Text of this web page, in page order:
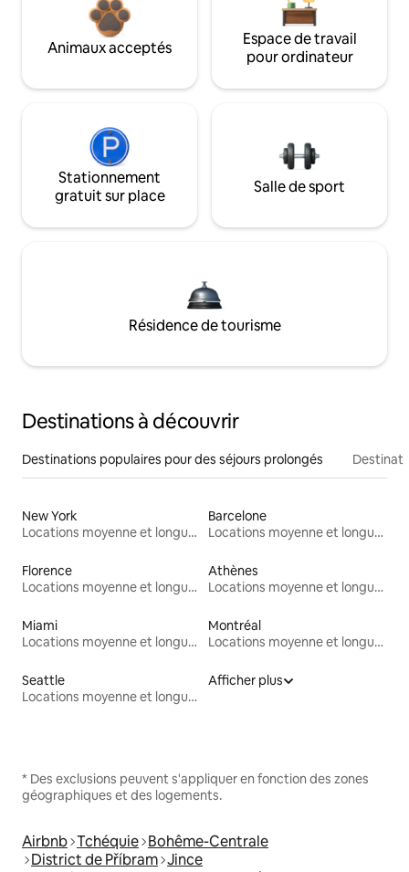
Animaux acceptés
Espace de travail
pour ordinateur
Stationnement
gratuit sur place
Salle de sport
Résidence de tourisme
Destinations à découvrir
Destinations populaires pour des séjours prolongés
New York
Locations moyenne et longue durée
Barcelone
Locations moyenne et longue durée
Florence
Locations moyenne et longue durée
Athènes
Locations moyenne et longue durée
Miami
Locations moyenne et longue durée
Montréal
Locations moyenne et longue durée
Seattle
Locations moyenne et longue durée
Afficher plus
* Des exclusions peuvent s'appliquer en fonction des zones
géographiques et des logements.
Airbnb Tchéquie Bohême-Centrale
District de Příbram Jince